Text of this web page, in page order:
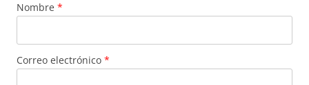
Nombre *
Correo electrónico *